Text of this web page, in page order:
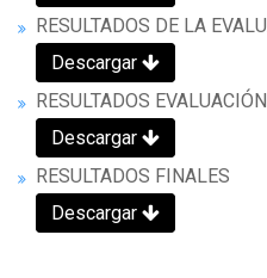
RESULTADOS DE LA
Descargar
RESULTADOS
Descargar
RESULTADOS FINALES
Descargar